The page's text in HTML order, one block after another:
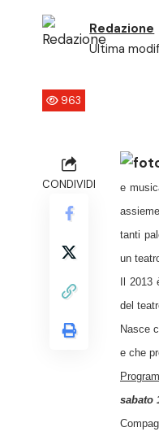
Ultima
Redazione
963
CONDIVIDI
e
tanti
un
Il
del
Nasce
e che
sabato